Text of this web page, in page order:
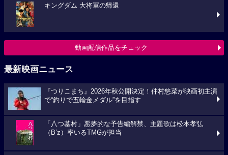
キングダム 大将軍の帰還
動画配信作品をチェック
最新映画ニュース
『つりこまち』2026年秋公開決定！仲村悠菜が映画初主演
で“釣りで五輪金メダル”を目指す
「八つ墓村」悪夢的な予告編解禁、主題歌は松本孝弘
（B’z）率いるTMGが担当